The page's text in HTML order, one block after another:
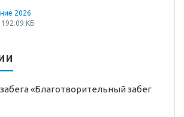
2026
КБ
«Благотворительный забег